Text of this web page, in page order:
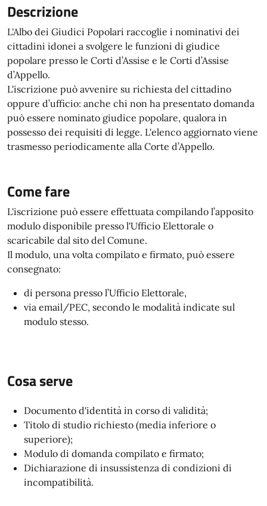
Descrizione
L'Albo dei Giudici Popolari raccoglie i nominativi dei
cittadini idonei a svolgere le funzioni di giudice
popolare presso le Corti d’Assise e le Corti d’Assise
d’Appello.
L'iscrizione può avvenire su richiesta del cittadino
oppure d’ufficio: anche chi non ha presentato domanda
può essere nominato giudice popolare, qualora in
possesso dei requisiti di legge. L'elenco aggiornato viene
trasmesso periodicamente alla Corte d’Appello.
Come fare
L'iscrizione può essere effettuata compilando l’apposito
modulo disponibile presso l'Ufficio Elettorale o
scaricabile dal sito del Comune.
Il modulo, una volta compilato e firmato, può essere
consegnato:
di persona presso l’Ufficio Elettorale,
via email/PEC, secondo le modalità indicate sul
modulo stesso.
Cosa serve
Documento d'identità in corso di validità;
Titolo di studio richiesto (media inferiore o
superiore);
Modulo di domanda compilato e firmato;
Dichiarazione di insussistenza di condizioni di
incompatibilità.